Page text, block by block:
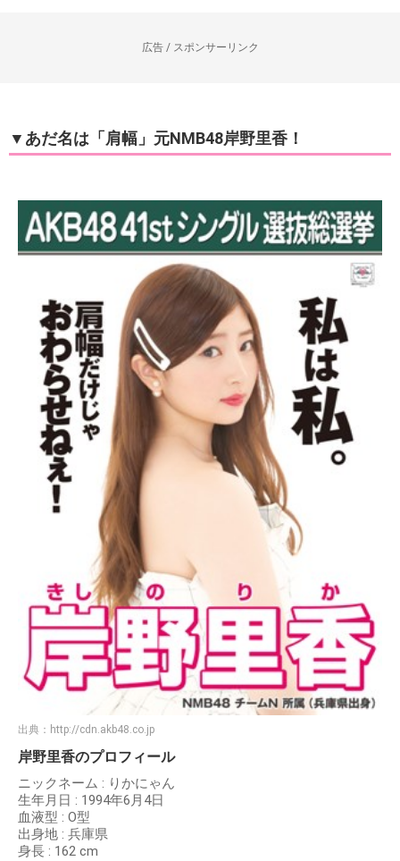
広告 / スポンサーリンク
▼あだ名は「肩幅」元NMB48岸野里香！
出典： http://cdn.akb48.co.jp
岸野里香のプロフィール
ニックネーム : りかにゃん
生年月日 : 1994年6月4日
血液型 : O型
出身地 : 兵庫県
身長 : 162 cm